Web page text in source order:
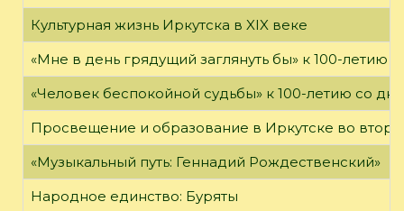
Культурная жизнь Иркутска в XIX веке
«Мне в день грядущий заглянуть бы» к 100-летию
«Человек беспокойной судьбы» к 100-летию со
Просвещение и образование в Иркутске во
«Музыкальный путь: Геннадий Рождественский»
Народное единство: Буряты